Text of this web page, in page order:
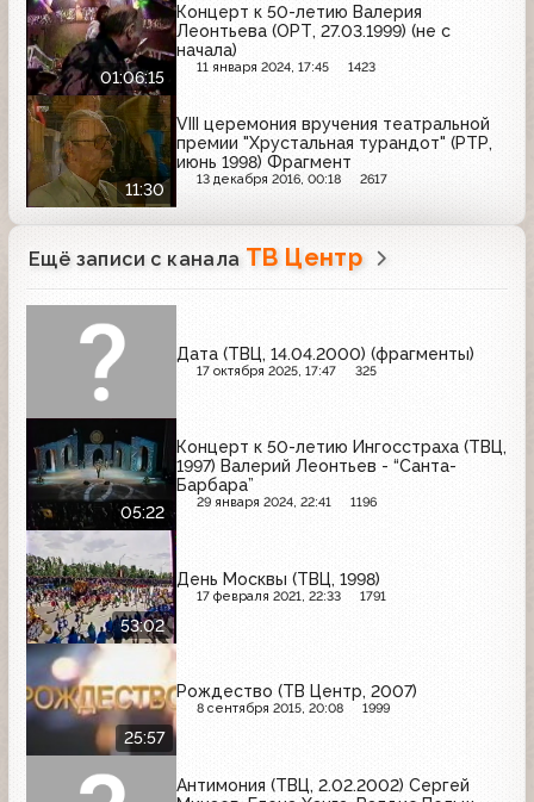
01:06:15
Концерт к 50-летию Валерия
Леонтьева (ОРТ, 27.03.1999) (не с
начала)
11 января 2024, 17:45 1423
11:30
VIII церемония вручения театральной
премии "Хрустальная турандот" (РТР,
июнь 1998) Фрагмент
13 декабря 2016, 00:18 2617
Ещё записи с канала ТВ Центр
Дата (ТВЦ, 14.04.2000) (фрагменты)
17 октября 2025, 17:47 325
05:22
Концерт к 50-летию Ингосстраха (ТВЦ,
1997) Валерий Леонтьев - “Санта-
Барбара”
29 января 2024, 22:41 1196
53:02
День Москвы (ТВЦ, 1998)
17 февраля 2021, 22:33 1791
25:57
Рождество (ТВ Центр, 2007)
8 сентября 2015, 20:08 1999
Антимония (ТВЦ, 2.02.2002) Сергей